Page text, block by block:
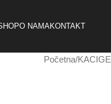
O NAMAKONTAKT
Početna KACIGE